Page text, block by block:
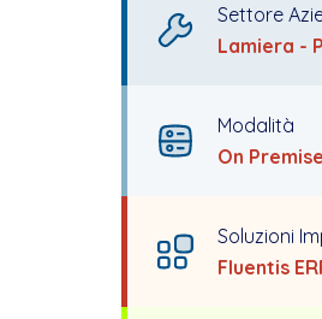
Settore
Lamiera -
Modalità
On
Soluzioni
Fluentis